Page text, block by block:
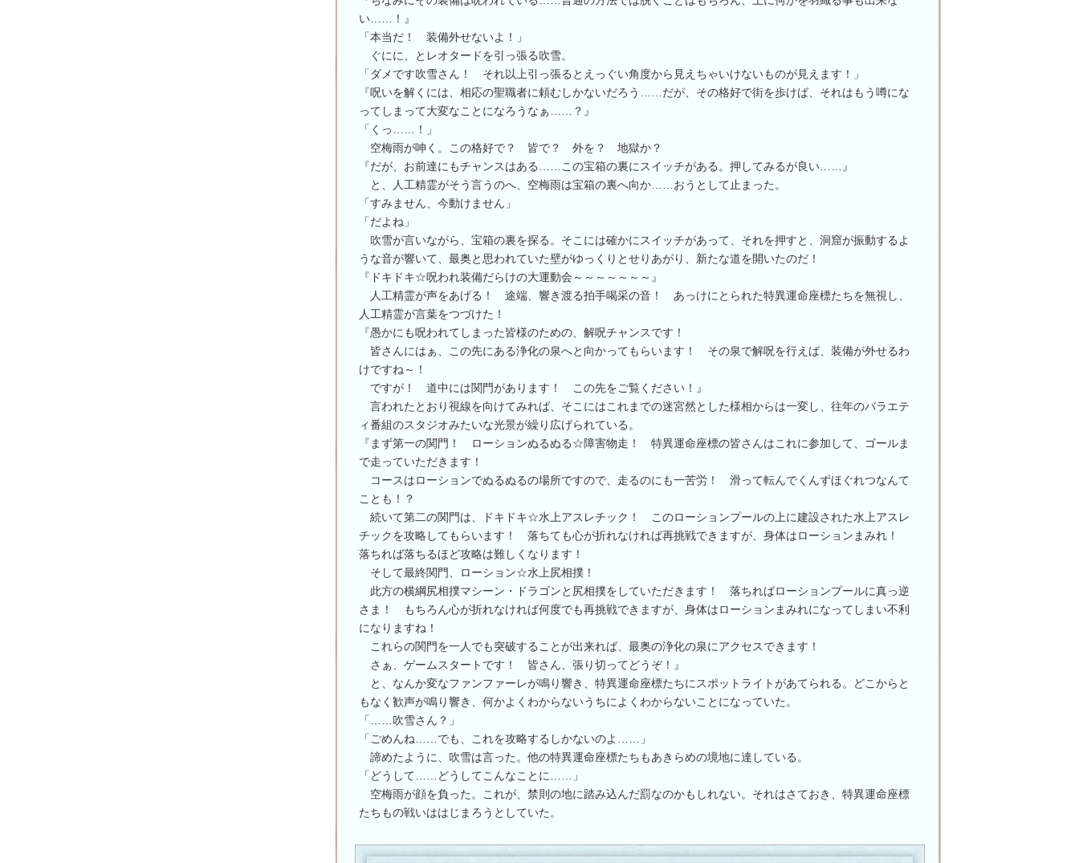
い……！』
「本当だ！ 装備外せないよ！」
ぐにに、とレオタードを引っ張る吹雪。
「ダメです吹雪さん！ それ以上引っ張るとえっぐい角度から見えちゃいけないものが見えます！」
『呪いを解くには、相応の聖職者に頼むしかないだろう……だが、その格好で街を歩けば、それはもう噂にな
ってしまって大変なことになろうなぁ……？』
「くっ……！」
空梅雨が呻く。この格好で？ 皆で？ 外を？ 地獄か？
『だが、お前達にもチャンスはある……この宝箱の裏にスイッチがある。押してみるが良い……』
と、人工精霊がそう言うのへ、空梅雨は宝箱の裏へ向か……おうとして止まった。
「すみません、今動けません」
「だよね」
吹雪が言いながら、宝箱の裏を探る。そこには確かにスイッチがあって、それを押すと、洞窟が振動するよ
うな音が響いて、最奥と思われていた壁がゆっくりとせりあがり、新たな道を開いたのだ！
『ドキドキ☆呪われ装備だらけの大運動会～～～～～～～』
人工精霊が声をあげる！ 途端、響き渡る拍手喝采の音！ あっけにとられた特異運命座標たちを無視し、
人工精霊が言葉をつづけた！
『愚かにも呪われてしまった皆様のための、解呪チャンスです！
皆さんにはぁ、この先にある浄化の泉へと向かってもらいます！ その泉で解呪を行えば、装備が外せるわ
けですね～！
ですが！ 道中には関門があります！ この先をご覧ください！』
言われたとおり視線を向けてみれば、そこにはこれまでの迷宮然とした様相からは一変し、往年のバラエテ
ィ番組のスタジオみたいな光景が繰り広げられている。
『まず第一の関門！ ローションぬるぬる☆障害物走！ 特異運命座標の皆さんはこれに参加して、ゴールま
で走っていただきます！
コースはローションでぬるぬるの場所ですので、走るのにも一苦労！ 滑って転んでくんずほぐれつなんて
ことも！？
続いて第二の関門は、ドキドキ☆水上アスレチック！ このローションプールの上に建設された水上アスレ
チックを攻略してもらいます！ 落ちても心が折れなければ再挑戦できますが、身体はローションまみれ！
落ちれば落ちるほど攻略は難しくなります！
そして最終関門、ローション☆水上尻相撲！
此方の横綱尻相撲マシーン・ドラゴンと尻相撲をしていただきます！ 落ちればローションプールに真っ逆
さま！ もちろん心が折れなければ何度でも再挑戦できますが、身体はローションまみれになってしまい不利
になりますね！
これらの関門を一人でも突破することが出来れば、最奥の浄化の泉にアクセスできます！
さぁ、ゲームスタートです！ 皆さん、張り切ってどうぞ！』
と、なんか変なファンファーレが鳴り響き、特異運命座標たちにスポットライトがあてられる。どこからと
もなく歓声が鳴り響き、何かよくわからないうちによくわからないことになっていた。
「……吹雪さん？」
「ごめんね……でも、これを攻略するしかないのよ……」
諦めたように、吹雪は言った。他の特異運命座標たちもあきらめの境地に達している。
「どうして……どうしてこんなことに……」
空梅雨が顔を負った。これが、禁則の地に踏み込んだ罰なのかもしれない。それはさておき、特異運命座標
たちもの戦いははじまろうとしていた。